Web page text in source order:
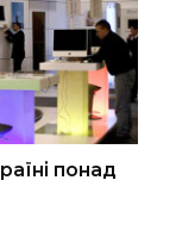
понад